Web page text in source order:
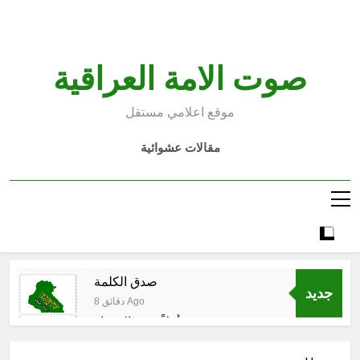
صوت الامة العراقية
موقع اعلامي مستقل
مقالات عشوائية
جديد
صدق الكلمة
8 دقائق Ago
أهلاً بربيع المختار